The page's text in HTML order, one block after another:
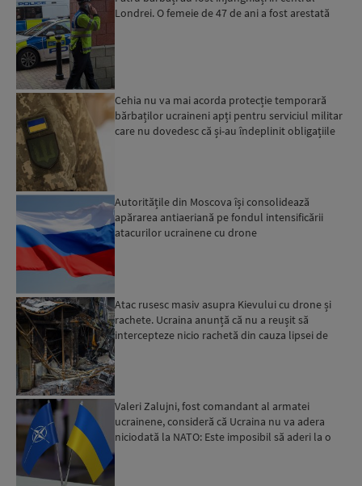
Londrei. O femeie de 47 de ani a fost arestată
Cehia nu va mai acorda protecție temporară
bărbaților ucraineni apți pentru serviciul militar
care nu dovedesc că și-au îndeplinit obligațiile
Autoritățile din Moscova își consolidează
apărarea antiaeriană pe fondul intensificării
atacurilor ucrainene cu drone
Atac rusesc masiv asupra Kievului cu drone și
rachete. Ucraina anunță că nu a reușit să
intercepteze nicio rachetă din cauza lipsei de
Valeri Zalujni, fost comandant al armatei
ucrainene, consideră că Ucraina nu va adera
niciodată la NATO: Este imposibil să aderi la o